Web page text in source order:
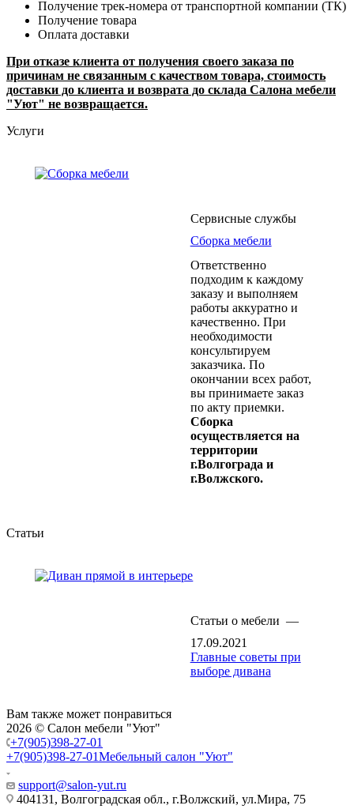
Получение трек-номера от транспортной компании (ТК)
Получение товара
Оплата доставки
При отказе клиента от получения своего заказа по
причинам не связанным с качеством товара, стоимость
доставки до клиента и возврата до склада Салона мебели
"Уют" не возвращается.
Услуги
Сервисные службы
Сборка мебели
Ответственно
подходим к каждому
заказу и выполняем
работы аккуратно и
качественно. При
необходимости
консультируем
заказчика. По
окончании всех работ,
вы принимаете заказ
по акту приемки.
Сборка
осуществляется на
территории
г.Волгограда и
г.Волжского.
Статьи
Статьи о мебели —
17.09.2021
Главные советы при
выборе дивана
Вам также может понравиться
2026 © Салон мебели "Уют"
+7(905)398-27-01
+7(905)398-27-01Мебельный салон "Уют"
support@salon-yut.ru
404131, Волгоградская обл., г.Волжский, ул.Мира, 75